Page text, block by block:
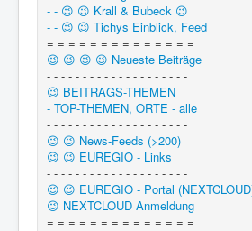
- - 😉 😉 Krall & Bubeck 😉
- - 😉 😉 Tichys Einblick, Feed
= = = = = = = = = = = = = =
😉 😉 😉 😉 Neueste Beiträge
- - - - - - - - - - - - - - - - - - - -
😉 BEITRAGS-THEMEN
- TOP-THEMEN, ORTE - alle
- - - - - - - - - - - - - - - - - - - -
😉 😉 News-Feeds (>200)
😉 😉 EUREGIO - Links
- - - - - - - - - - - - - - - - - - - -
😉 😉 EUREGIO - Portal
😉 NEXTCLOUD Anmeldung
= = = = = = = = = = = = = =